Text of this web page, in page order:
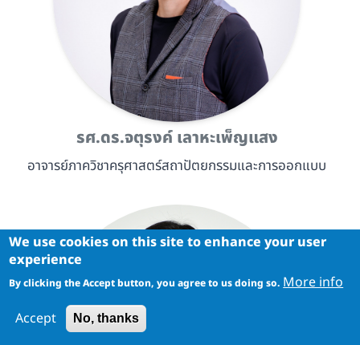
รศ.ดร.จตุรงค์ เลาหะเพ็ญแสง
อาจารย์ภาควิชาครุศาสตร์สถาปัตยกรรมและการออกแบบ
We use cookies on this site to enhance your user
experience
By clicking the Accept button, you agree to us doing so. More info
Accept
No, thanks